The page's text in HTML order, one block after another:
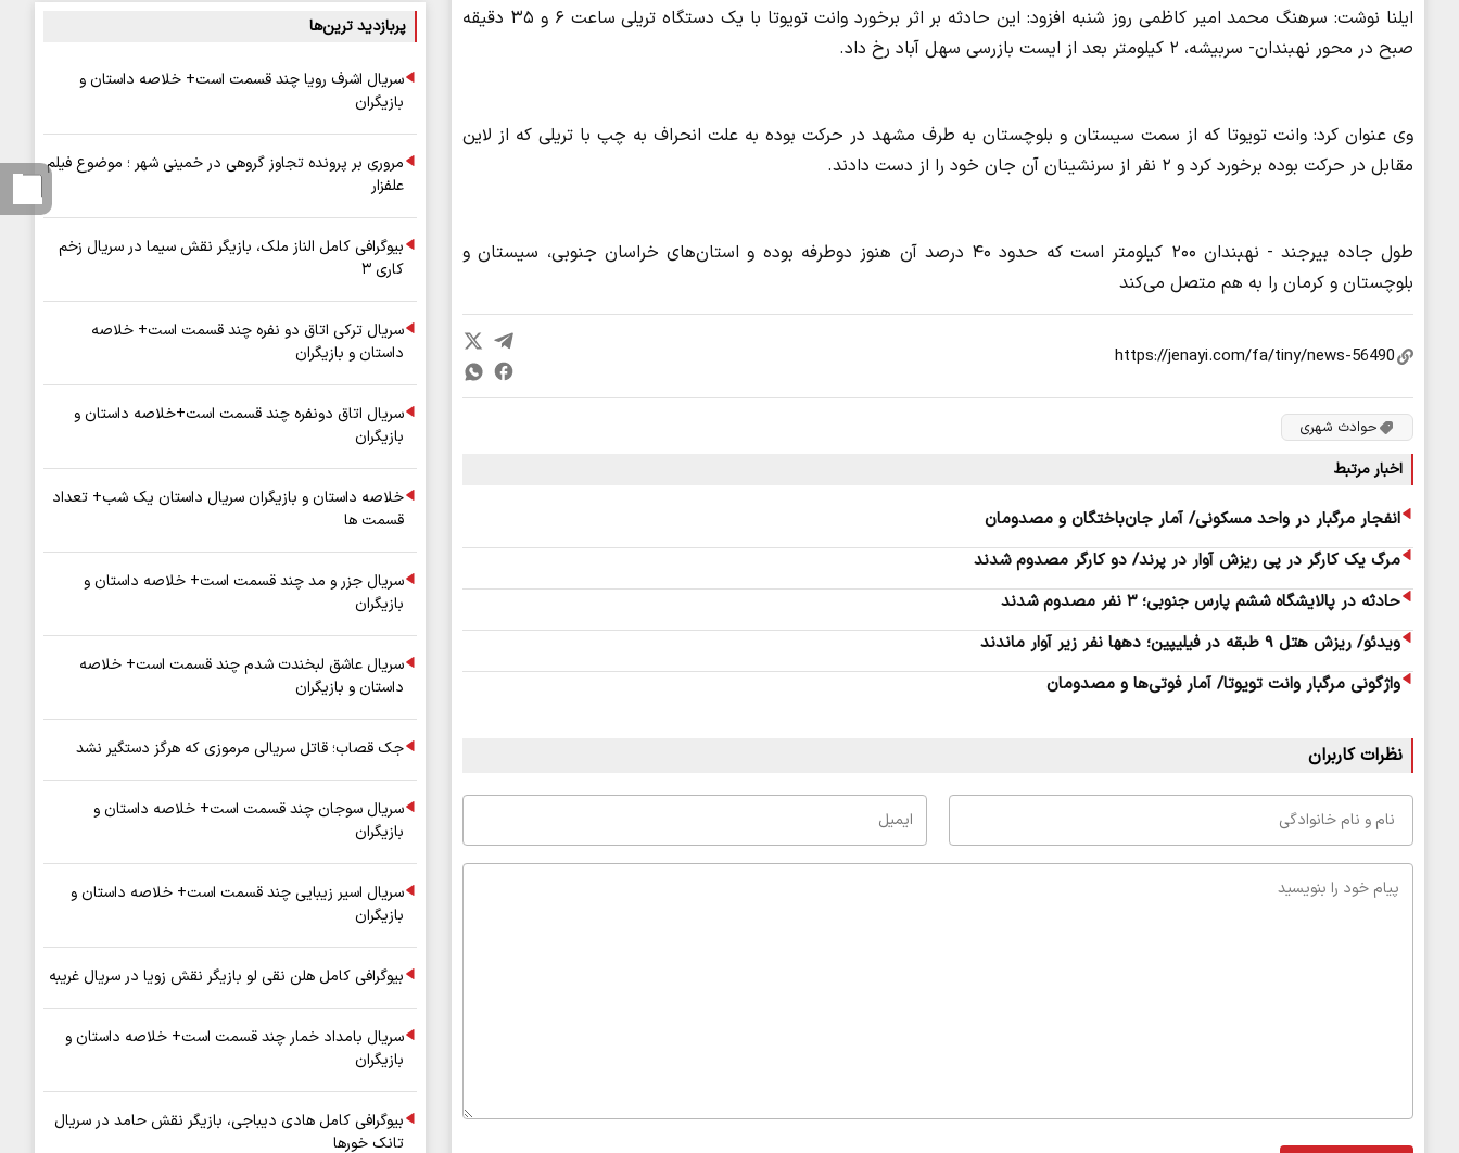
ایلنا نوشت: سرهنگ محمد امیر کاظمی روز شنبه افزود: این حادثه بر اثر برخورد وانت تویوتا با یک دستگاه تریلی ساعت ۶ و ۳۵ دقیقه
صبح در محور نهبندان- سربیشه، ۲ کیلومتر بعد از ایست بازرسی سهل آباد رخ داد.
وی عنوان کرد: وانت تویوتا که از سمت سیستان و بلوچستان به طرف مشهد در حرکت بوده به علت انحراف به چپ با تریلی که از لاین
مقابل در حرکت بوده برخورد کرد و ۲ نفر از سرنشینان آن جان خود را از دست دادند.
طول جاده بیرجند - نهبندان ۲۰۰ کیلومتر است که حدود ۴۰ درصد آن هنوز دوطرفه بوده و استان‌های خراسان جنوبی، سیستان و
بلوچستان و کرمان را به هم متصل می‌کند
حوادث شهری
اخبار مرتبط
انفجار مرگبار در واحد مسکونی/ آمار جان‌باختگان و مصدومان
مرگ یک کارگر در پی ریزش آوار در پرند/ دو کارگر مصدوم شدند
حادثه در پالایشگاه ششم پارس جنوبی؛ ۳ نفر مصدوم شدند
ویدئو/ ریزش هتل ۹ طبقه در فیلیپین؛ دهها نفر زیر آوار ماندند
واژگونی مرگبار وانت تویوتا/ آمار فوتی‌ها و مصدومان
نظرات کاربران
پربازدید ترین‌ها
سریال اشرف رویا چند قسمت است+ خلاصه داستان و
بازیگران
مروری بر پرونده تجاوز گروهی در خمینی شهر ؛ موضوع فیلم
علفزار
بیوگرافی کامل الناز ملک، بازیگر نقش سیما در سریال زخم
کاری ۳
سریال ترکی اتاق دو نفره چند قسمت است+ خلاصه
داستان و بازیگران
سریال اتاق دونفره چند قسمت است+خلاصه داستان و
بازیگران
خلاصه داستان و بازیگران سریال داستان یک شب+ تعداد
قسمت ها
سریال جزر و مد چند قسمت است+ خلاصه داستان و
بازیگران
سریال عاشق لبخندت شدم چند قسمت است+ خلاصه
داستان و بازیگران
جک قصاب؛ قاتل سریالی مرموزی که هرگز دستگیر نشد
سریال سوجان چند قسمت است+ خلاصه داستان و
بازیگران
سریال اسیر زیبایی چند قسمت است+ خلاصه داستان و
بازیگران
بیوگرافی کامل هلن نقی لو بازیگر نقش زویا در سریال غریبه
سریال بامداد خمار چند قسمت است+ خلاصه داستان و
بازیگران
بیوگرافی کامل هادی دیباجی، بازیگر نقش حامد در سریال
تانک خورها